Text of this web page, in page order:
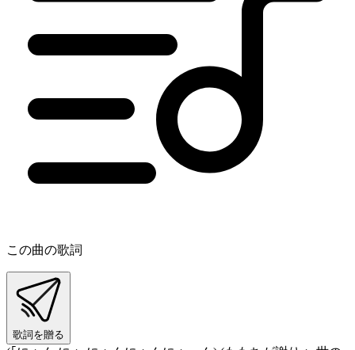
この曲の歌詞
歌詞を贈る